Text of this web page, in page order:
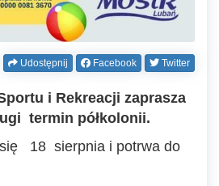
Udostępnij Facebook Twitter
i Rekreacji zaprasza
termin półkolonii.
18 sierpnia i potrwa do